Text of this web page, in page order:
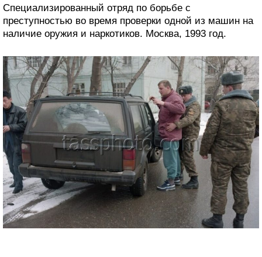
Специализированный отряд по борьбе с
преступностью во время проверки одной из машин на
наличие оружия и наркотиков. Москва, 1993 год.